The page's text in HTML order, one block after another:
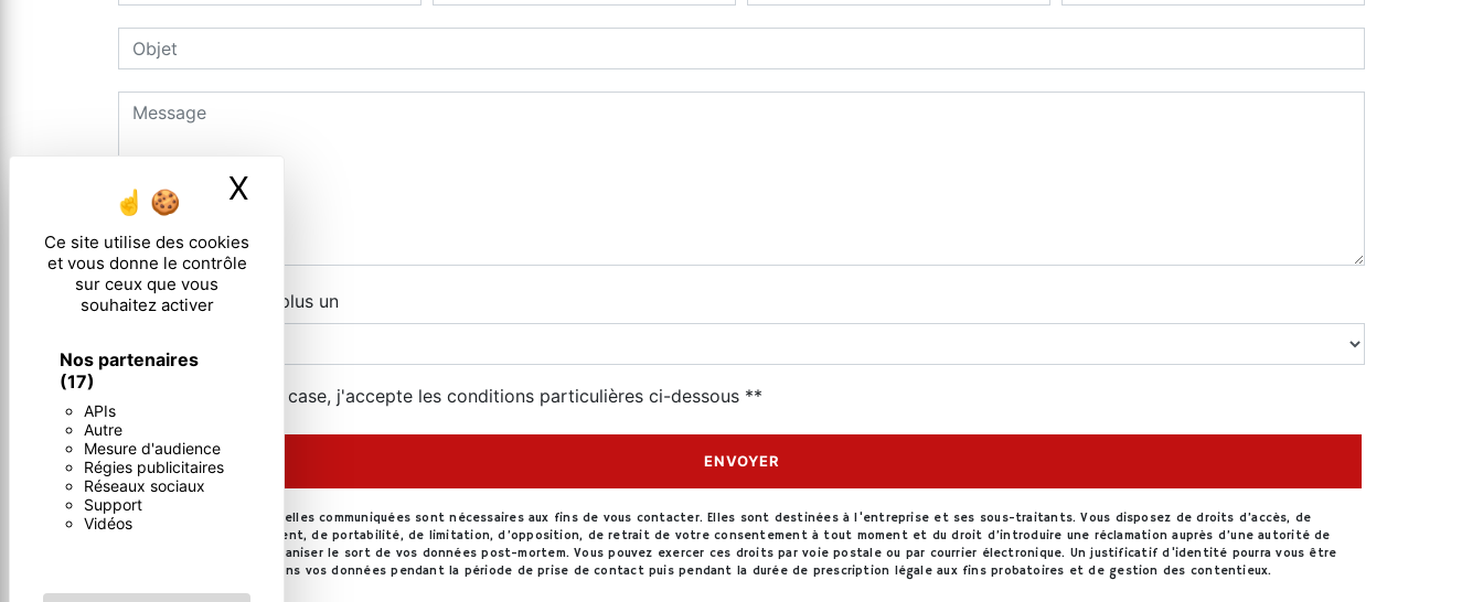
Ce site utilise des cookies
et vous donne le contrôle
sur ceux que vous
souhaitez activer
Nos partenaires
(17)
APIs
Autre
Mesure d'audience
Régies publicitaires
Réseaux sociaux
Support
Vidéos
X
Combien font cinq plus un
En cochant cette case, j'accepte les conditions particulières ci-dessous **
ENVOYER
** Les données personnelles communiquées sont nécessaires aux fins de vous contacter. Elles sont destinées à l'entreprise et ses sous-traitants. Vous disposez de droits d’accès, de
rectification, d’effacement, de portabilité, de limitation, d’opposition, de retrait de votre consentement à tout moment et du droit d’introduire une réclamation auprès d’une autorité de
contrôle, ainsi que d’organiser le sort de vos données post-mortem. Vous pouvez exercer ces droits par voie postale ou par courrier électronique. Un justificatif d'identité pourra vous être
demandé. Nous conservons vos données pendant la période de prise de contact puis pendant la durée de prescription légale aux fins probatoires et de gestion des contentieux.